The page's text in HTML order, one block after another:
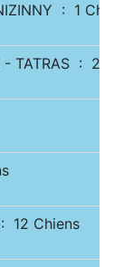
: 1
- TATRAS : 2
: 12 Chiens